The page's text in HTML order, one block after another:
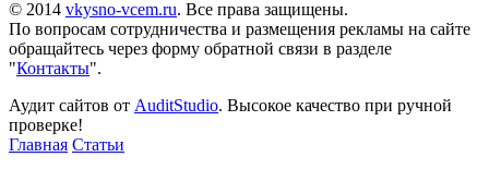
© 2014 vkysno-vcem.ru. Все права защищены.
По вопросам сотрудничества и размещения рекламы на сайте
обращайтесь через форму обратной связи в разделе
"Контакты".
Аудит сайтов от AuditStudio. Высокое качество при ручной
проверке!
Главная Статьи